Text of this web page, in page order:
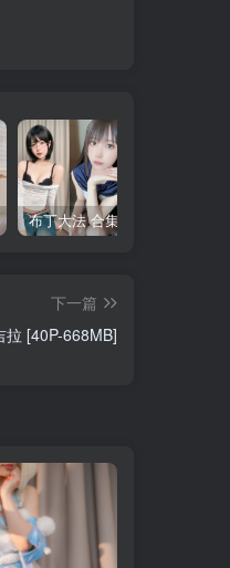
布丁大法 合集下载
下一篇
[40P-668MB]